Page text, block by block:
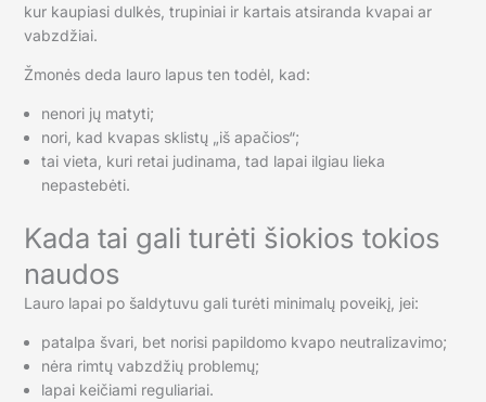
kur kaupiasi dulkės, trupiniai ir kartais atsiranda kvapai ar
vabzdžiai.
Žmonės deda lauro lapus ten todėl, kad:
nenori jų matyti;
nori, kad kvapas sklistų „iš apačios“;
tai vieta, kuri retai judinama, tad lapai ilgiau lieka
nepastebėti.
Kada tai gali turėti šiokios tokios
naudos
Lauro lapai po šaldytuvu gali turėti minimalų poveikį, jei:
patalpa švari, bet norisi papildomo kvapo neutralizavimo;
nėra rimtų vabzdžių problemų;
lapai keičiami reguliariai.